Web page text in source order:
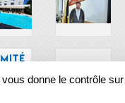
donne le contrôle